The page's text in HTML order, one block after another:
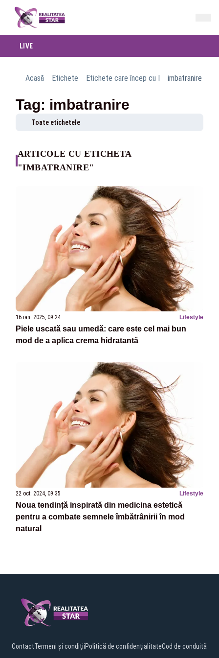
LIVE
Acasă Etichete Etichete care încep cu I imbatranire
Tag: imbatranire
Toate etichetele
ARTICOLE CU ETICHETA
"IMBATRANIRE"
16 ian. 2025, 09:24 Lifestyle
Piele uscată sau umedă: care este cel mai bun
mod de a aplica crema hidratantă
22 oct. 2024, 09:35 Lifestyle
Noua tendință inspirată din medicina estetică
pentru a combate semnele îmbătrânirii în mod
natural
ContactTermeni și condițiiPolitică de confidențialitateCod de conduită